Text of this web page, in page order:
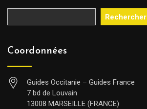
Rechercher
Coordonnées
Guides Occitanie – Guides France
7 bd de Louvain
13008 MARSEILLE (FRANCE)